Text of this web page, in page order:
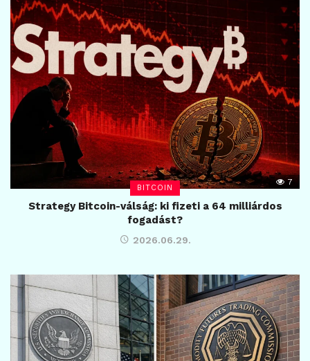
BITCOIN
7
Strategy Bitcoin-válság: ki fizeti a 64 milliárdos
fogadást?
2026.06.29.